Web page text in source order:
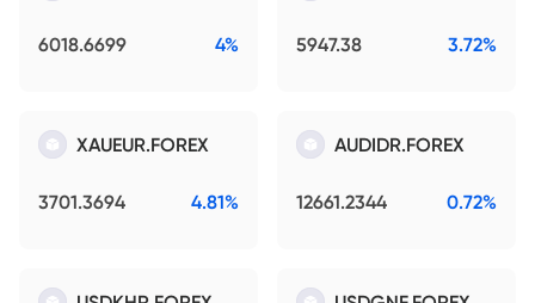
6018.6699 4% 5947.38 3.72%
XAUEUR.FOREX
3701.3694 4.81%
AUDIDR.FOREX
12661.2344 0.72%